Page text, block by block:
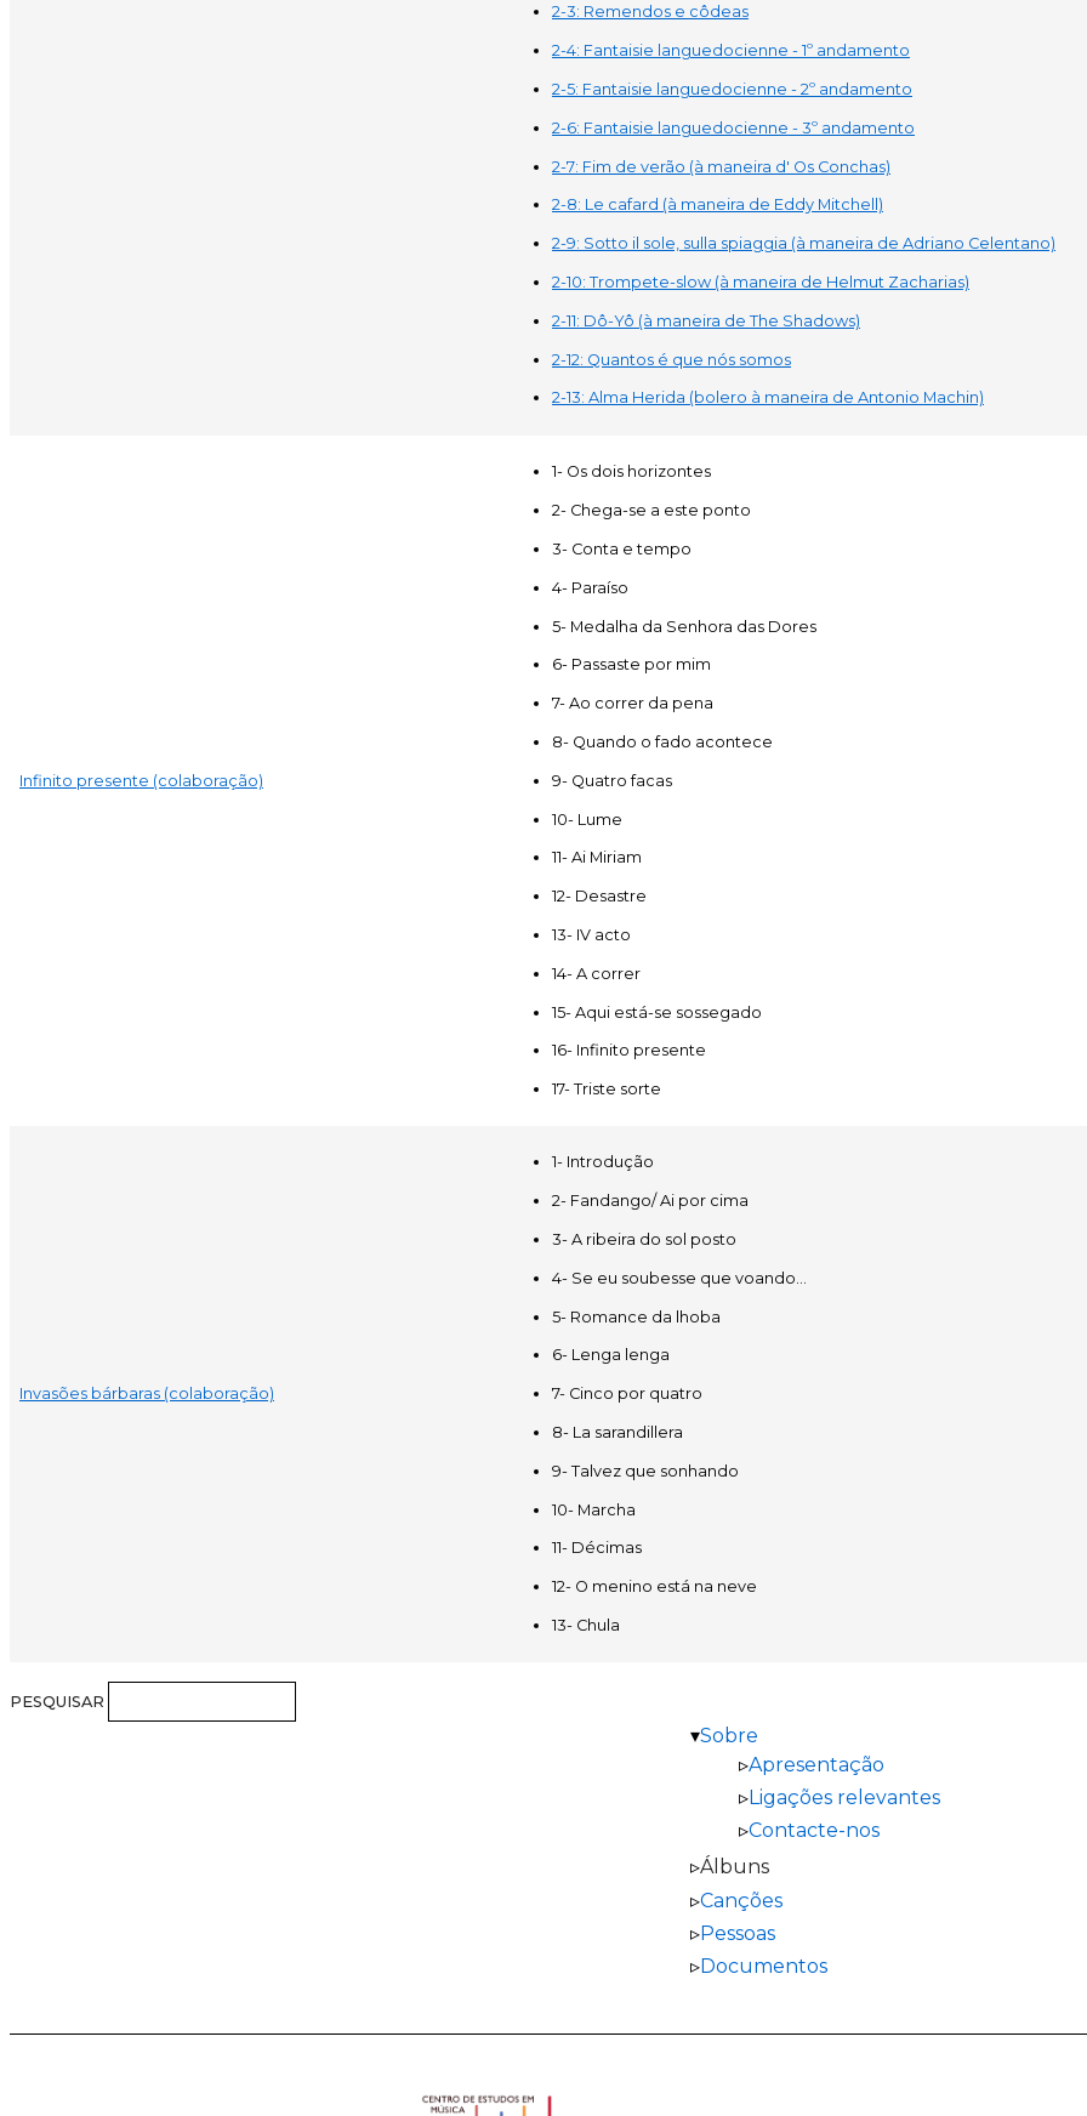
2-3: Remendos e côdeas
2-4: Fantaisie languedocienne - 1º andamento
2-5: Fantaisie languedocienne - 2º andamento
2-6: Fantaisie languedocienne - 3º andamento
2-7: Fim de verão (à maneira d' Os Conchas)
2-8: Le cafard (à maneira de Eddy Mitchell)
2-9: Sotto il sole, sulla spiaggia (à maneira de Adriano Celentano)
2-10: Trompete-slow (à maneira de Helmut Zacharias)
2-11: Dô-Yô (à maneira de The Shadows)
2-12: Quantos é que nós somos
2-13: Alma Herida (bolero à maneira de Antonio Machin)
Infinito presente (colaboração)
1- Os dois horizontes
2- Chega-se a este ponto
3- Conta e tempo
4- Paraíso
5- Medalha da Senhora das Dores
6- Passaste por mim
7- Ao correr da pena
8- Quando o fado acontece
9- Quatro facas
10- Lume
11- Ai Miriam
12- Desastre
13- IV acto
14- A correr
15- Aqui está-se sossegado
16- Infinito presente
17- Triste sorte
Invasões bárbaras (colaboração)
1- Introdução
2- Fandango/ Ai por cima
3- A ribeira do sol posto
4- Se eu soubesse que voando...
5- Romance da lhoba
6- Lenga lenga
7- Cinco por quatro
8- La sarandillera
9- Talvez que sonhando
10- Marcha
11- Décimas
12- O menino está na neve
13- Chula
PESQUISAR
Sobre
Apresentação
Ligações relevantes
Contacte-nos
Álbuns
Canções
Pessoas
Documentos